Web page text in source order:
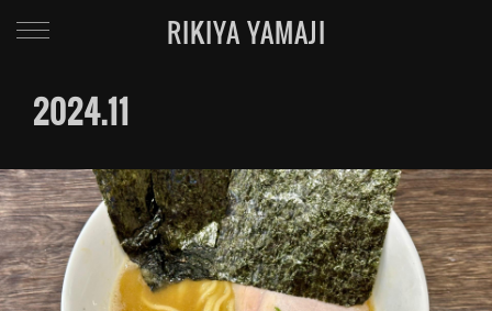
RIKIYA YAMAJI
2024.11